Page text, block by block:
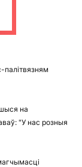
палітвязням
на
"У нас розныя